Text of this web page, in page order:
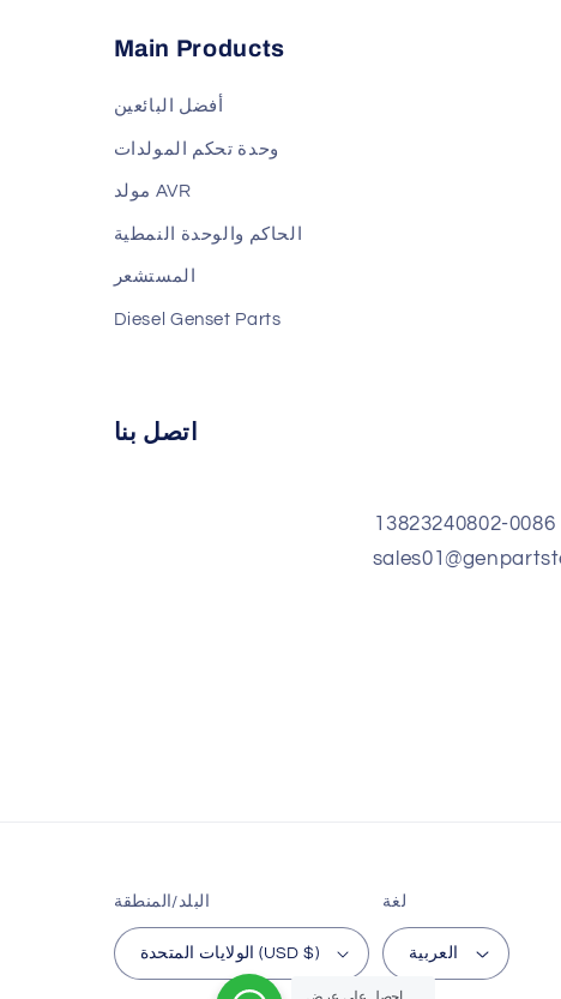
Main Products
أفضل البائعين
وحدة تحكم المولدات
مولد AVR
الحاكم والوحدة النمطية
المستشعر
Diesel Genset Parts
اتصل بنا
البلد/المنطقة
الولايات المتحدة (USD $)
لغة
العربية